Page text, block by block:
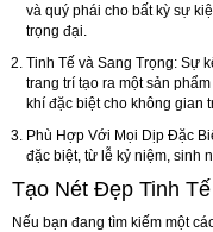
và quý phái cho bất kỳ sự
trọng đại.
Tinh Tế và Sang Trọng: Sự
trang trí tạo ra một sản
khí đặc biệt cho không gian
Phù Hợp Với Mọi Dịp Đặc
đặc biệt, từ lễ kỷ niệm, sinh
Tạo Nét Đẹp Tinh
Nếu bạn đang tìm kiếm một